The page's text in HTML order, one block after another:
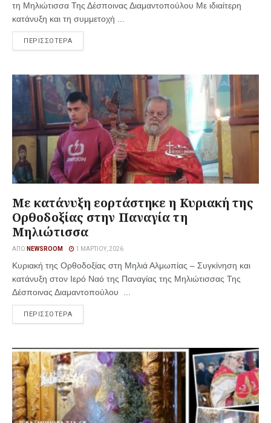
τη Μηλιώτισσα Της Δέσποινας Διαμαντοπούλου Με ιδιαίτερη
κατάνυξη και τη συμμετοχή ...
ΠΕΡΙΣΣΟΤΕΡΑ
Με κατάνυξη εορτάστηκε η Κυριακή της
Ορθοδοξίας στην Παναγία τη
Μηλιώτισσα
ΑΠΌ NEWSROOM 1 ΜΑΡΤΊΟΥ, 2026
Κυριακή της Ορθοδοξίας στη Μηλιά Αλμωπίας – Συγκίνηση και
κατάνυξη στον Ιερό Ναό της Παναγίας της Μηλιώτισσας Της
Δέσποινας Διαμαντοπούλου ...
ΠΕΡΙΣΣΟΤΕΡΑ